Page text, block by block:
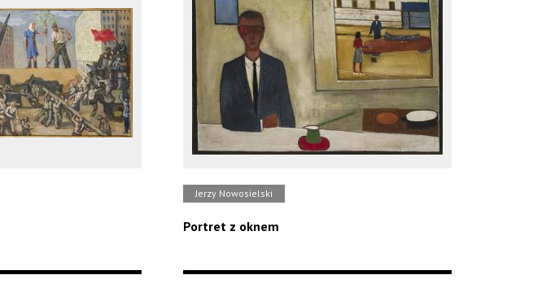
Jerzy Nowosielski
Portret z oknem